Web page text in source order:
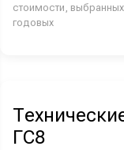
стоимости,
годовых
ГС8